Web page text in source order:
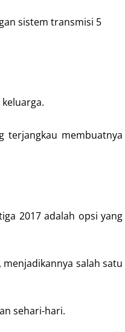
sistem transmisi 5
terjangkau membuatnya
2017 adalah opsi yang
salah satu
sehari-hari.